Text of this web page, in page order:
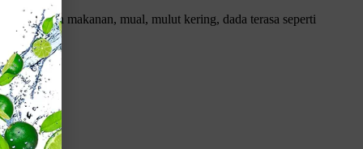
menelan makanan, mual, mulut kering, dada terasa seperti